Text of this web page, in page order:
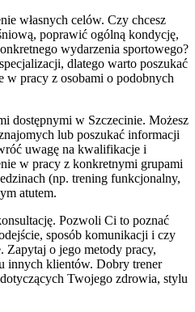
własnych celów. Czy chcesz
poprawić ogólną kondycję,
wydarzenia sportowego?
dlatego warto poszukać
w pracy z osobami o podobnych
dostępnymi w Szczecinie. Możesz
lub poszukać informacji
uwagę na kwalifikacje i
w pracy z konkretnymi grupami
(np. trening funkcjonalny,
atutem.
Pozwoli Ci to poznać
sposób komunikacji i czy
Zapytaj o jego metody pracy,
innych klientów. Dobry trener
Twojego zdrowia, stylu